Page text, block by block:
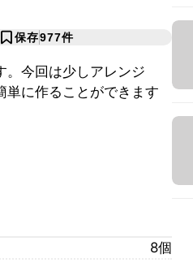
保存977件
。今回は少しアレンジ
単に作ることができます
8個